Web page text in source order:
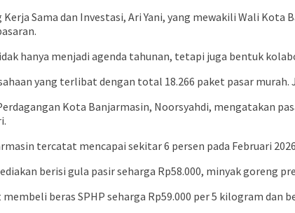
Sama dan Investasi, Ari Yani, yang mewakili Wali
hanya menjadi agenda tahunan, tetapi juga bentuk
yang terlibat dengan total 18.266 paket pasar
Kota Banjarmasin, Noorsyahdi, mengatakan
tercatat mencapai sekitar 6 persen pada Februari
berisi gula pasir seharga Rp58.000, minyak
beras SPHP seharga Rp59.000 per 5 kilogram